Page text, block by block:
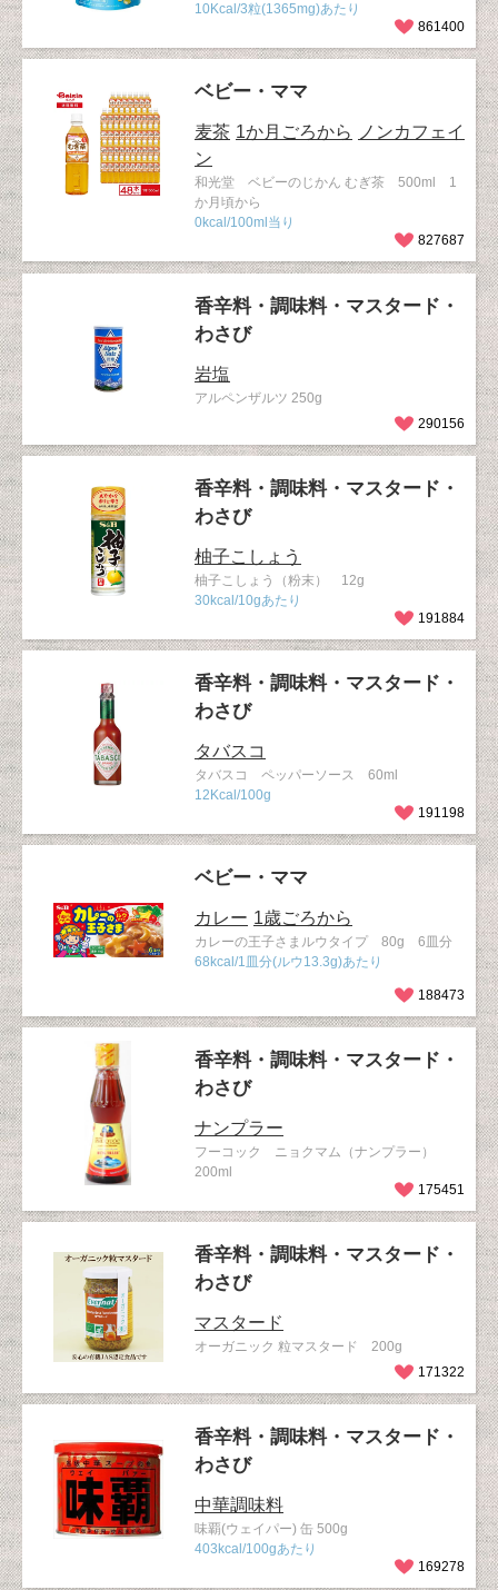
10Kcal/3粒(1365mg)あたり
861400
ベビー・ママ
麦茶 1か月ごろから
ノンカフェイ
ン
和光堂 ベビーのじかん むぎ茶 500ml 1
か月頃から
0kcal/100ml当り
827687
香辛料・調味料・マスタード・
わさび
岩塩
アルペンザルツ 250g
290156
香辛料・調味料・マスタード・
わさび
柚子こしょう
柚子こしょう（粉末） 12g
30kcal/10gあたり
191884
香辛料・調味料・マスタード・
わさび
タバスコ
タバスコ ペッパーソース 60ml
12Kcal/100g
191198
ベビー・ママ
カレー 1歳ごろから
カレーの王子さまルウタイプ 80g 6皿分
68kcal/1皿分(ルウ13.3g)あたり
188473
香辛料・調味料・マスタード・
わさび
ナンプラー
フーコック ニョクマム（ナンプラー）
200ml
175451
香辛料・調味料・マスタード・
わさび
マスタード
オーガニック 粒マスタード 200g
171322
香辛料・調味料・マスタード・
わさび
中華調味料
味覇(ウェイパー) 缶 500g
403kcal/100gあたり
169278